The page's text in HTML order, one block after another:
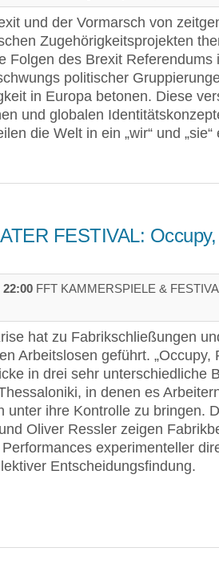
und der Vormarsch von
Zugehörigkeitsprojekten
Folgen des Brexit Referendums
politischer
in Europa betonen. Diese
und globalen
die Welt in ein „wir“ und „sie“
FESTIVAL:
22:00 FFT KAMMERSPIELE &
hat zu Fabrikschließungen
Arbeitslosen geführt. „Occupy,
in drei sehr unterschiedliche
in denen es
unter ihre Kontrolle zu bringen.
Oliver Ressler zeigen
experimenteller
Entscheidungsfindung.